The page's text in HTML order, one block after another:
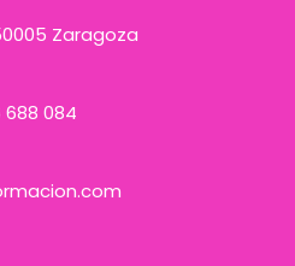
Zaragoza
688 084